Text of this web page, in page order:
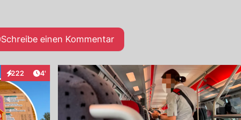
Schreibe einen Kommentar
222
InteraktionenArtikel veröffentlicht:
4'